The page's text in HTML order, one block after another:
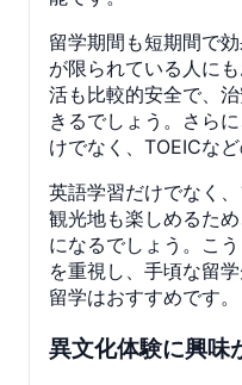
留学期間も短期間で
が限られている人に
活も比較的安全で、
きるでしょう。さら
けでなく、TOEICな
英語学習だけでなく
観光地も楽しめるた
になるでしょう。こ
を重視し、手頃な留
留学はおすすめです。
異文化体験に興味